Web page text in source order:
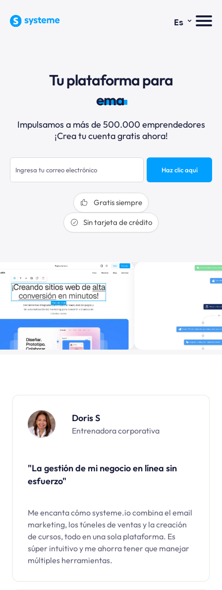
Es ⌄
Tu plataforma para
email
Impulsamos a más de 500.000 emprendedores
¡Crea tu cuenta gratis ahora!
Haz clic aquí
Gratis siempre
Sin tarjeta de crédito
Doris S
Entrenadora corporativa
"La gestión de mi negocio en línea sin
esfuerzo"
Me encanta cómo systeme.io combina el email
marketing, los túneles de ventas y la creación
de cursos, todo en una sola plataforma. Es
súper intuitivo y me ahorra tener que manejar
múltiples herramientas.